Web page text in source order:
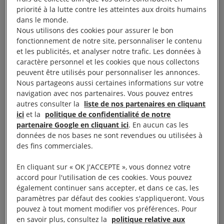
Salil Shetty, le secrétaire général d’Amnesty
International, a déclaré :
«Le mouvement mondial d’Amnesty International
perd l’un de ses experts en droits humains les plus
dévoués et engagés. Pendant plus de trente ans,
Gaëtan a rendu compte des atteintes aux droits
humains en Afrique de l’Ouest et œuvré sans
relâche pour que justice soit rendue aux victimes et
aux communautés touchées. Lorsque je me suis
Nouakchott pour rencontrer le président
mauritanien et des victimes d’atteintes aux droits
humains, j’ai pu constater le dévouement, la
compétence et la sensibilité de Gaëtan sur le terrain.
priorité à la lutte contre les atteintes aux droits humains
dans le monde.
Nous utilisons des cookies pour assurer le bon
fonctionnement de notre site, personnaliser le contenu
et les publicités, et analyser notre trafic. Les données à
caractère personnel et les cookies que nous collectons
peuvent être utilisés pour personnaliser les annonces.
Nous partageons aussi certaines informations sur votre
navigation avec nos partenaires. Vous pouvez entres
autres consulter la liste de nos partenaires en cliquant
ici et la politique de confidentialité de notre
partenaire Google en cliquant ici. En aucun cas les
données de nos bases ne sont revendues ou utilisées à
des fins commerciales.
En cliquant sur « OK J'ACCEPTE », vous donnez votre
accord pour l'utilisation de ces cookies. Vous pouvez
également continuer sans accepter, et dans ce cas, les
paramètres par défaut des cookies s'appliqueront. Vous
pouvez à tout moment modifier vos préférences. Pour
en savoir plus, consultez la politique relative aux